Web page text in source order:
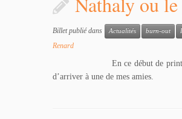
Billet publié dans Actualités burn-out
Renard
En ce début de printemps où on
d’arriver à une de mes amies.